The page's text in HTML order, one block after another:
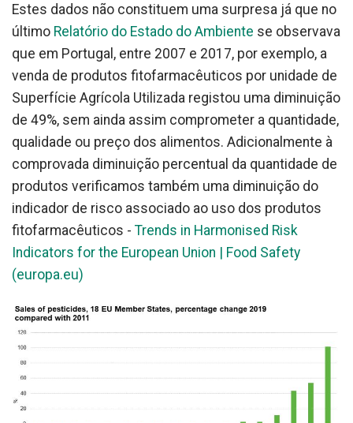
Estes dados não constituem uma surpresa já que no
último Relatório do Estado do Ambiente se observava
que em Portugal, entre 2007 e 2017, por exemplo, a
venda de produtos fitofarmacêuticos por unidade de
Superfície Agrícola Utilizada registou uma diminuição
de 49%, sem ainda assim comprometer a quantidade,
qualidade ou preço dos alimentos. Adicionalmente à
comprovada diminuição percentual da quantidade de
produtos verificamos também uma diminuição do
indicador de risco associado ao uso dos produtos
fitofarmacêuticos - Trends in Harmonised Risk
Indicators for the European Union | Food Safety
(europa.eu)